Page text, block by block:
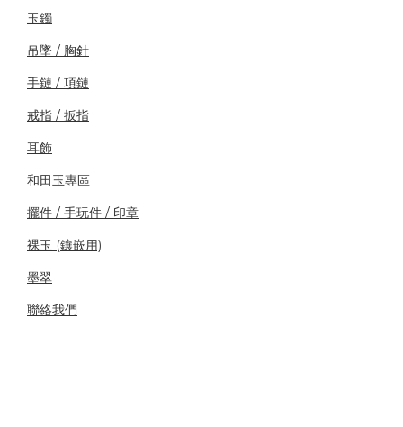
玉鐲
吊墜 / 胸針
手鏈 / 項鏈
戒指 / 扳指
耳飾
和田玉專區
擺件 / 手玩件 / 印章
裸玉 (鑲嵌用)
墨翠
聯絡我們